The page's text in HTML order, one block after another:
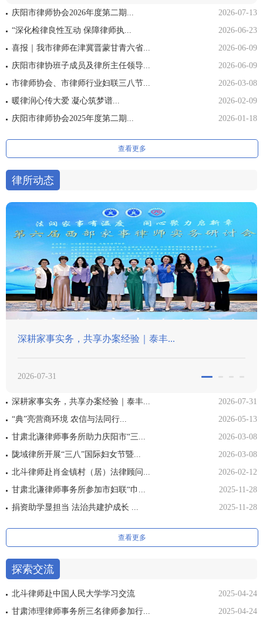
庆阳市律师协会2026年度第二期...
2026-07-13
“深化检律良性互动 保障律师执...
2026-06-23
喜报｜我市律师在津冀晋蒙甘青六省...
2026-06-09
庆阳市律协班子成员及律所主任领导...
2026-06-09
市律师协会、市律师行业妇联三八节...
2026-03-08
暖律润心传大爱 凝心筑梦谱...
2026-02-09
庆阳市律师协会2025年度第二期...
2026-01-18
查看更多
律所动态
甘肃北谦律师事务所助力庆阳市“三...
深耕家事实务，共享办案经验｜泰丰...
2026-07-31
“典”亮营商环境 农信与法同行...
2026-05-13
甘肃北谦律师事务所助力庆阳市“三...
2026-03-08
陇域律所开展“三八”国际妇女节暨...
2026-03-08
北斗律师赴肖金镇村（居）法律顾问...
2026-02-12
甘肃北谦律师事务所参加市妇联“巾...
2025-11-28
捐资助学显担当 法治共建护成长 ...
2025-11-28
查看更多
探索交流
北斗律师赴中国人民大学学习交流
2025-04-24
甘肃沛理律师事务所三名律师参加行...
2025-04-24